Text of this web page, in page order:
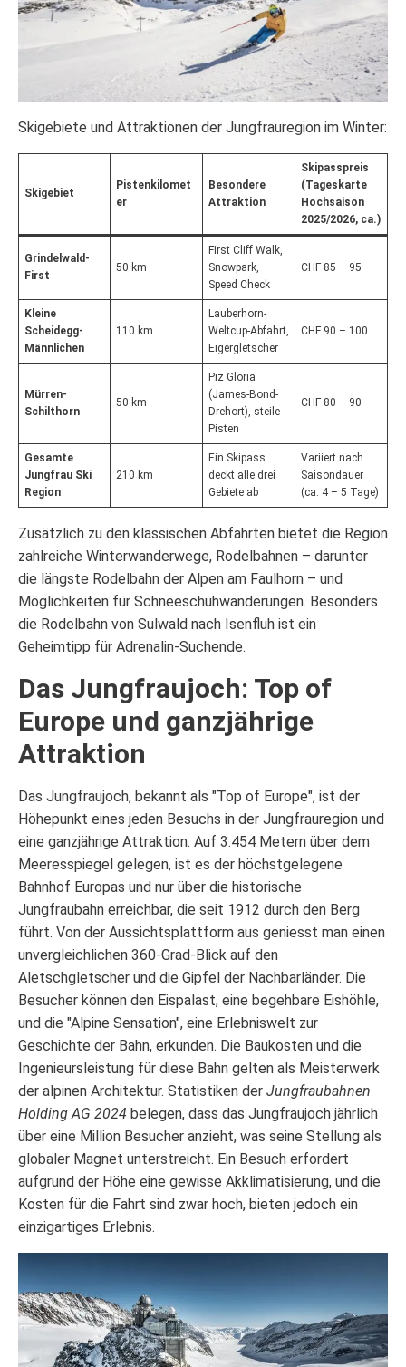
Skigebiete und Attraktionen der Jungfrauregion im Winter:
Skigebiet
Pistenkilomet
er
Besondere
Attraktion
Skipasspreis
(Tageskarte
Hochsaison
2025/2026, ca.)
Grindelwald-
First
50 km
First Cliff Walk,
Snowpark,
Speed Check
CHF 85 – 95
Kleine
Scheidegg-
Männlichen
110 km
Lauberhorn-
Weltcup-Abfahrt,
Eigergletscher
CHF 90 – 100
Mürren-
Schilthorn
50 km
Piz Gloria
(James-Bond-
Drehort), steile
Pisten
CHF 80 – 90
Gesamte
Jungfrau Ski
Region
210 km
Ein Skipass
deckt alle drei
Gebiete ab
Variiert nach
Saisondauer
(ca. 4 – 5 Tage)
Zusätzlich zu den klassischen Abfahrten bietet die Region
zahlreiche Winterwanderwege, Rodelbahnen – darunter
die längste Rodelbahn der Alpen am Faulhorn – und
Möglichkeiten für Schneeschuhwanderungen. Besonders
die Rodelbahn von Sulwald nach Isenfluh ist ein
Geheimtipp für Adrenalin-Suchende.
Das Jungfraujoch: Top of
Europe und ganzjährige
Attraktion
Das Jungfraujoch, bekannt als "Top of Europe", ist der
Höhepunkt eines jeden Besuchs in der Jungfrauregion und
eine ganzjährige Attraktion. Auf 3.454 Metern über dem
Meeresspiegel gelegen, ist es der höchstgelegene
Bahnhof Europas und nur über die historische
Jungfraubahn erreichbar, die seit 1912 durch den Berg
führt. Von der Aussichtsplattform aus geniesst man einen
unvergleichlichen 360-Grad-Blick auf den
Aletschgletscher und die Gipfel der Nachbarländer. Die
Besucher können den Eispalast, eine begehbare Eishöhle,
und die "Alpine Sensation", eine Erlebniswelt zur
Geschichte der Bahn, erkunden. Die Baukosten und die
Ingenieursleistung für diese Bahn gelten als Meisterwerk
der alpinen Architektur. Statistiken der Jungfraubahnen
Holding AG 2024 belegen, dass das Jungfraujoch jährlich
über eine Million Besucher anzieht, was seine Stellung als
globaler Magnet unterstreicht. Ein Besuch erfordert
aufgrund der Höhe eine gewisse Akklimatisierung, und die
Kosten für die Fahrt sind zwar hoch, bieten jedoch ein
einzigartiges Erlebnis.